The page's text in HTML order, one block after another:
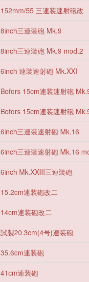
152mm/55 三連装速射砲改
8inch三連装砲 Mk.9
8inch三連装砲 Mk.9 mod.2
6inch 連装速射砲 Mk.XXI
Bofors 15cm連装速射砲
Bofors 15cm連装速射砲
6inch三連装速射砲 Mk.16
6inch三連装速射砲 Mk.16
6inch Mk.XXIII三連装砲
15.2cm連装砲改二
14cm連装砲改二
試製20.3cm(4号)連装砲
35.6cm連装砲
41cm連装砲